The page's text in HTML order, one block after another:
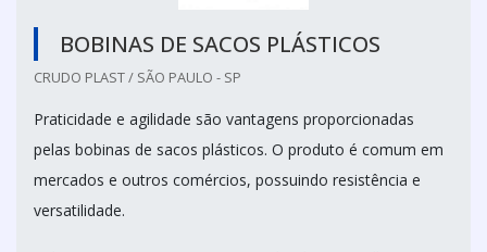
BOBINAS DE SACOS PLÁSTICOS
CRUDO PLAST / SÃO PAULO - SP
Praticidade e agilidade são vantagens proporcionadas
pelas bobinas de sacos plásticos. O produto é comum em
mercados e outros comércios, possuindo resistência e
versatilidade.